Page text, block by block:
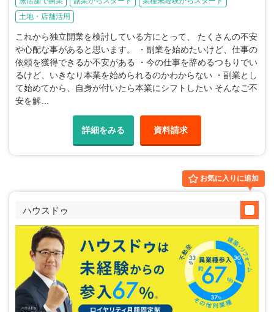
土地・店舗活用
これから独立開業を検討している方にとって、 たくさんの不安
や心配な事があると思います。 ・副業を始めたいけど、仕事の
依頼を獲得できるか不安がある ・今の仕事を辞めるつもりでい
るけど、いきなり本業を始められるのかわからない ・副業とし
て始めてから、自身が付いたら本業にシフトしたい そんなご不
安を解…
詳細をみる 資料請求
お気に入りに追加
ハウスドゥ